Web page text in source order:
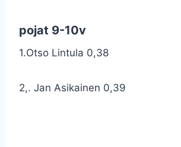
pojat 9-10v
1.Otso Lintula 0,38
2,. Jan Asikainen 0,39